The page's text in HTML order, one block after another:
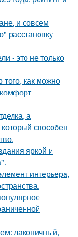
и совсем
расстановку
- это не только
как можно
а
способен
яркой и
интерьера,
лаконичный,